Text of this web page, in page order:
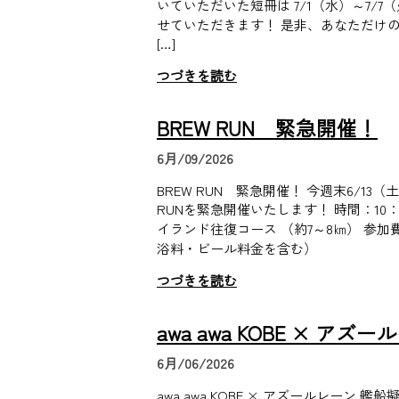
いていただいた短冊は 7/1（水）～7/7
せていただきます！ 是非、あなただけ
[…]
つづきを読む
BREW RUN 緊急開催！
6月/09/2026
BREW RUN 緊急開催！ 今週末6/13（
RUNを緊急開催いたします！ 時間：10
イランド往復コース （約7～8㎞） 参加
浴料・ビール料金を含む）
つづきを読む
awa awa KOBE × アズー
6月/06/2026
awa awa KOBE × アズールレーン 艦船